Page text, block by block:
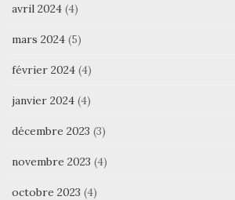
avril 2024 (4)
mars 2024 (5)
février 2024 (4)
janvier 2024 (4)
décembre 2023 (3)
novembre 2023 (4)
octobre 2023 (4)